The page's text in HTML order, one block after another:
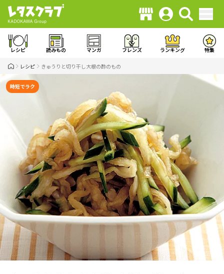
レシピ 読みもの マンガ フレンズ ランキング 特集
レシピ きゅうりと切り干し大根の酢のもの
時短でラク